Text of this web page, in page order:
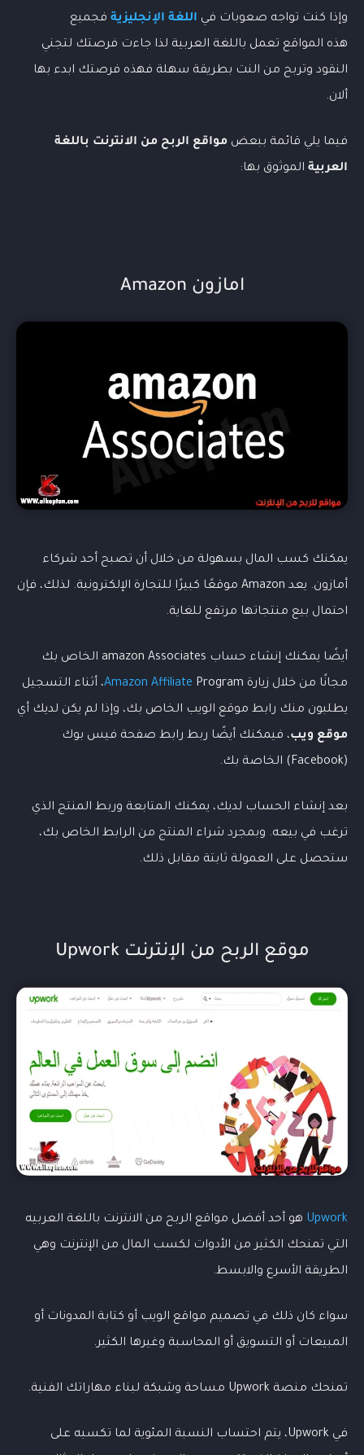
وإذا كنت تواجه صعوبات في اللغة الإنجليزية فجميع
هذه المواقع تعمل باللغة العربية لذا جاءت فرصتك لتجني
النقود وتربح من النت بطريقة سهلة فهذه فرصتك ابدء بها
ألان.
فيما يلي قائمة ببعض مواقع الربح من الانترنت باللغة
العربية الموثوق بها:
امازون Amazon
يمكنك كسب المال بسهولة من خلال أن تصبح أحد شركاء
أمازون. يعد Amazon موقعًا كبيرًا للتجارة الإلكترونية. لذلك، فإن
احتمال بيع منتجاتها مرتفع للغاية.
أيضًا يمكنك إنشاء حساب amazon Associates الخاص بك
مجانًا من خلال زيارة
Amazon AffiliateProgram، أثناء التسجيل
يطلبون منك رابط موقع الويب الخاص بك، وإذا لم يكن لديك أي
موقع ويب، فيمكنك أيضًا ربط رابط صفحة فيس بوك
(Facebook) الخاصة بك.
بعد إنشاء الحساب لديك، يمكنك المتابعة وربط المنتج الذي
ترغب في بيعه. وبمجرد شراء المنتج من الرابط الخاص بك،
ستحصل على العمولة ثابتة مقابل ذلك.
موقع الربح من الإنترنت Upwork
Upwork هو أحد أفضل مواقع الربح من الانترنت باللغة العربيه
التي تمنحك الكثير من الأدوات لكسب المال من الإنترنت وهي
الطريقة الأسرع والابسط.
سواء كان ذلك في تصميم مواقع الويب أو كتابة المدونات أو
المبيعات أو التسويق أو المحاسبة وغيرها الكثير.
تمنحك منصة Upwork مساحة وشبكة لبناء مهاراتك الفنية.
في Upwork، يتم احتساب النسبة المئوية لما تكسبه على